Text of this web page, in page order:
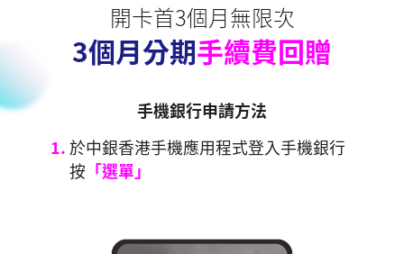
開卡首3個月無限次
3個月分期手續費回贈
手機銀行申請方法
4. 選擇分期金額及期數即時於手機銀行完
成中銀信用卡申請！
1. 於中銀香港手機應用程式登入手機銀行
按「選單」
2. 按「信用卡」後選擇「月結單分
期」
3. 選擇辦理分期付款，本期月結單或最近
交易
4. 選擇分期金額及期數即時於手機銀行完
成中銀信用卡申請！
1. 於中銀香港手機應用程式登入手機銀行
按「選單」